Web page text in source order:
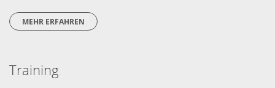
MEHR ERFAHREN
Training